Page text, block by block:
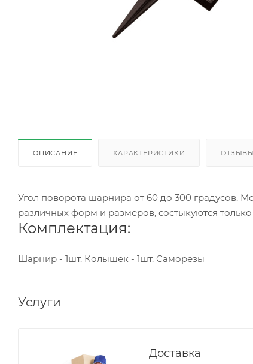
ОПИСАНИЕ ХАРАКТЕРИСТИКИ ОТЗЫВЫ
Угол поворота шарнира от 60 до 300 градусов.
различных форм и размеров, состыкуются
Комплектация:
Шарнир - 1шт. Колышек - 1шт. Саморезы
Услуги
Доставка